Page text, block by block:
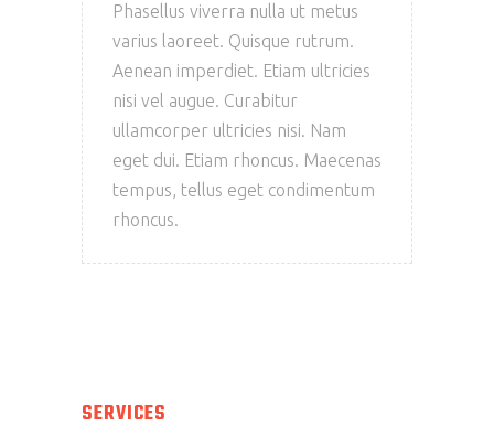
Phasellus viverra nulla ut metus
varius laoreet. Quisque rutrum.
Aenean imperdiet. Etiam ultricies
nisi vel augue. Curabitur
ullamcorper ultricies nisi. Nam
eget dui. Etiam rhoncus. Maecenas
tempus, tellus eget condimentum
rhoncus.
SERVICES